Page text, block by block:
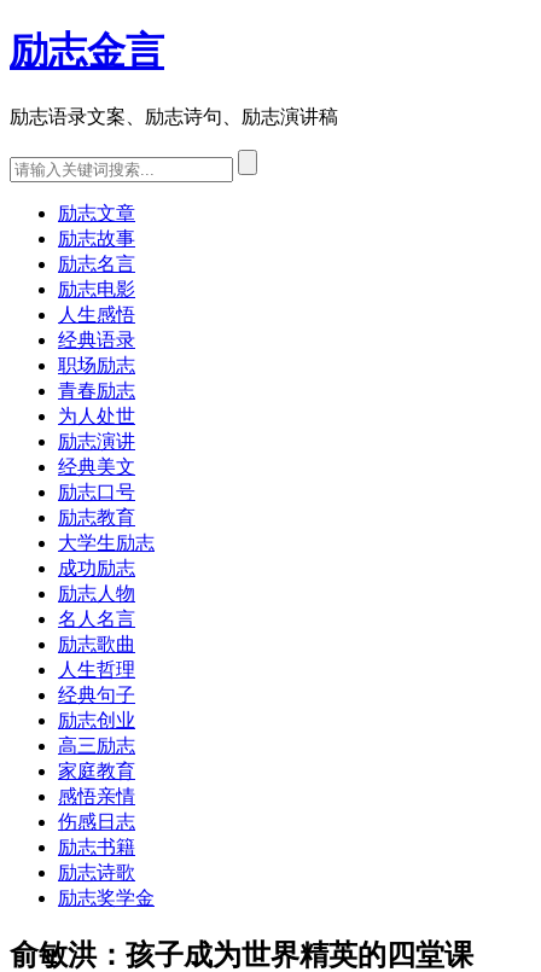
励志金言
励志语录文案、励志诗句、励志演讲稿
励志文章
励志故事
励志名言
励志电影
人生感悟
经典语录
职场励志
青春励志
为人处世
励志演讲
经典美文
励志口号
励志教育
大学生励志
成功励志
励志人物
名人名言
励志歌曲
人生哲理
经典句子
励志创业
高三励志
家庭教育
感悟亲情
伤感日志
励志书籍
励志诗歌
励志奖学金
俞敏洪：孩子成为世界精英的四堂课